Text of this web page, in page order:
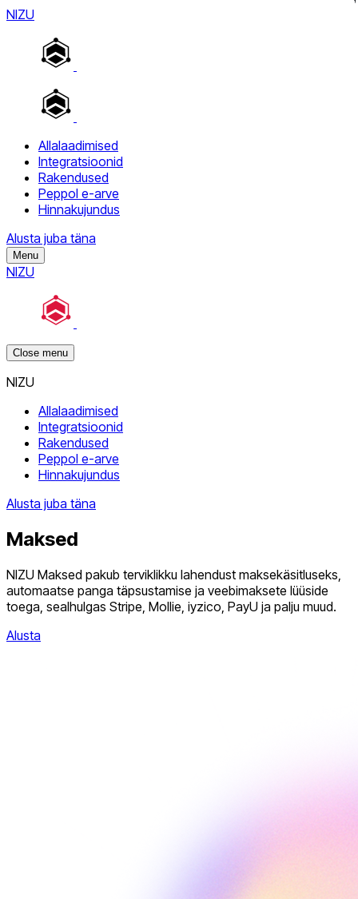
NIZU
Allalaadimised
Integratsioonid
Rakendused
Peppol e-arve
Hinnakujundus
Alusta juba täna
Menu
NIZU
Close menu
NIZU
Allalaadimised
Integratsioonid
Rakendused
Peppol e-arve
Hinnakujundus
Alusta juba täna
Maksed
NIZU Maksed pakub terviklikku lahendust maksekäsitluseks,
automaatse panga täpsustamise ja veebimaksete lüüside
toega, sealhulgas Stripe, Mollie, iyzico, PayU ja palju muud.
Alusta